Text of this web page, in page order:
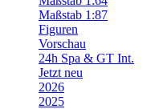
Maßstab 1:87
Figuren
Vorschau
24h Spa & GT Int.
Jetzt neu
2026
2025